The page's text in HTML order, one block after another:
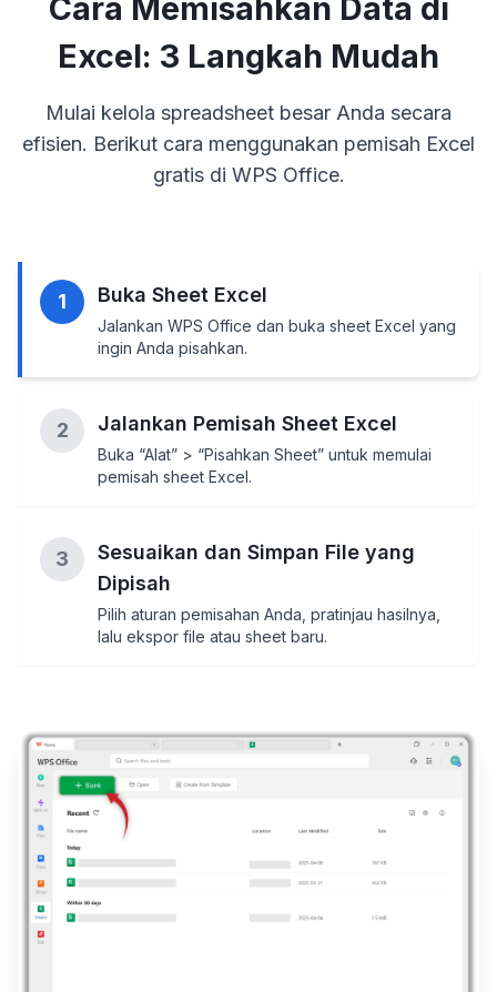
Cara Memisahkan Data di
Excel: 3 Langkah Mudah
Mulai kelola spreadsheet besar Anda secara
efisien. Berikut cara menggunakan pemisah Excel
gratis di WPS Office.
1 Buka Sheet Excel
Jalankan WPS Office dan buka sheet Excel yang
ingin Anda pisahkan.
2 Jalankan Pemisah Sheet Excel
Buka “Alat” > “Pisahkan Sheet” untuk memulai
pemisah sheet Excel.
3
Sesuaikan dan Simpan File yang
Dipisah
Pilih aturan pemisahan Anda, pratinjau hasilnya,
lalu ekspor file atau sheet baru.